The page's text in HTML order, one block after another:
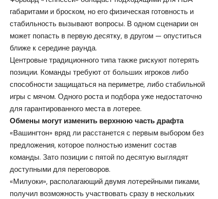
габаритами и броском, но его физическая готовность и
стабильность вызывают вопросы. В одном сценарии он
может попасть в первую десятку, в другом — опуститься
ближе к середине раунда.
Центровые традиционного типа также рискуют потерять
позиции. Команды требуют от больших игроков либо
способности защищаться на периметре, либо стабильной
игры с мячом. Одного роста и подбора уже недостаточно
для гарантированного места в лотерее.
Обмены могут изменить верхнюю часть драфта
«Вашингтон» вряд ли расстанется с первым выбором без
предложения, которое полностью изменит состав
команды. Зато позиции с пятой по десятую выглядят
доступными для переговоров.
«Милуоки», располагающий двумя лотерейными пиками,
получил возможность участвовать сразу в нескольких